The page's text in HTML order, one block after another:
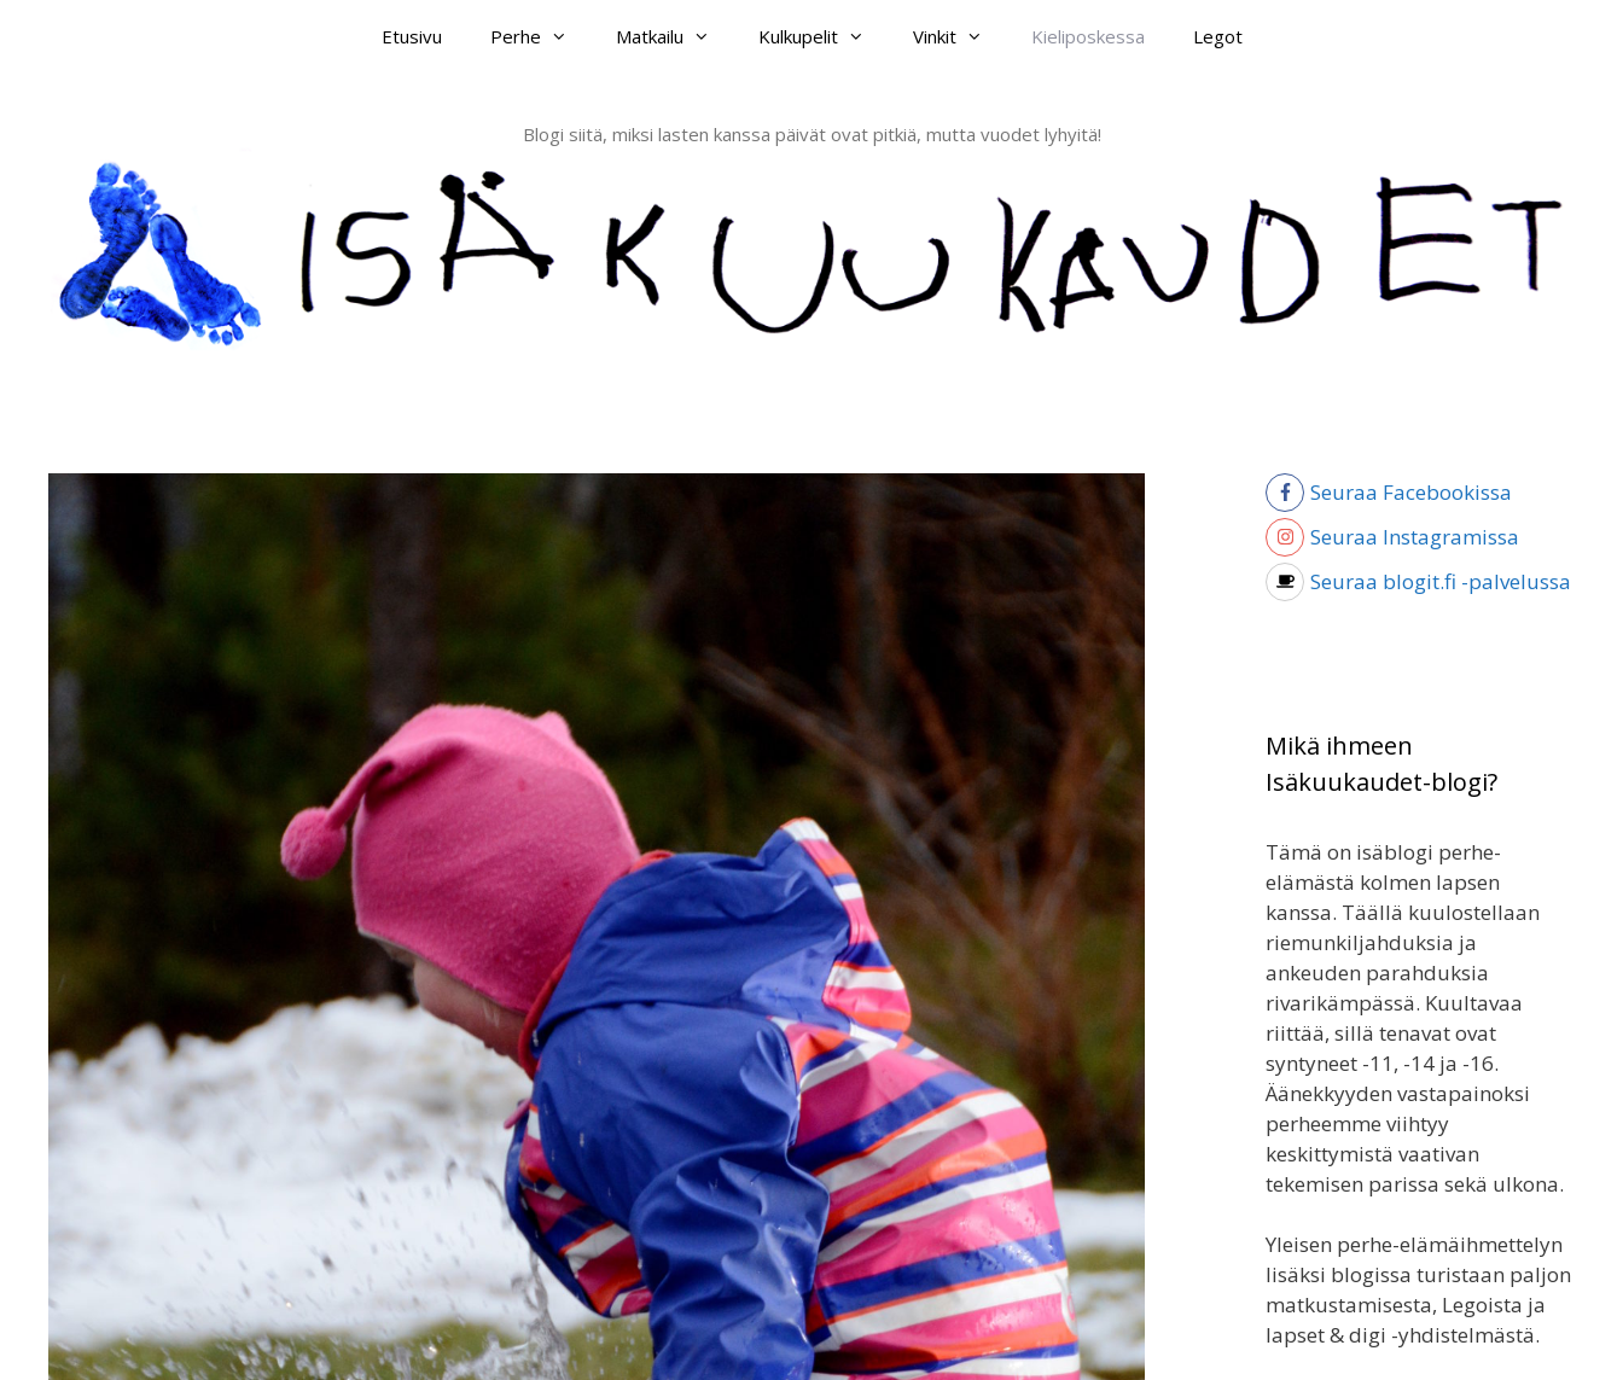
Etusivu Perhe Matkailu Kulkupelit Vinkit Kieliposkessa Legot
Blogi siitä, miksi lasten kanssa päivät ovat pitkiä, mutta vuodet lyhyitä!
Seuraa Facebookissa
Seuraa Instagramissa
Seuraa blogit.fi -palvelussa
Mikä ihmeen
Isäkuukaudet-blogi?
Tämä on isäblogi perhe-
elämästä kolmen lapsen
kanssa. Täällä kuulostellaan
riemunkiljahduksia ja
ankeuden parahduksia
rivarikämpässä. Kuultavaa
riittää, sillä tenavat ovat
syntyneet -11, -14 ja -16.
Äänekkyyden vastapainoksi
perheemme viihtyy
keskittymistä vaativan
tekemisen parissa sekä ulkona.
Yleisen perhe-elämäihmettelyn
lisäksi blogissa turistaan paljon
matkustamisesta, Legoista ja
lapset & digi -yhdistelmästä.